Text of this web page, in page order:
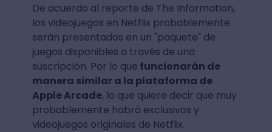
De acuerdo al reporte de The Information,
los videojuegos en Netflix probablemente
serán presentados en un "paquete" de
juegos disponibles a través de una
suscripción. Por lo que funcionarán de
manera similar a la plataforma de
Apple Arcade, lo que quiere decir que muy
probablemente habrá exclusivos y
videojuegos originales de Netflix.